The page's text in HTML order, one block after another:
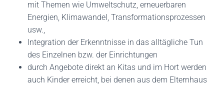
mit Themen wie Umweltschutz, erneuerbaren
Energien, Klimawandel, Transformationsprozessen
usw.,
Integration der Erkenntnisse in das alltägliche Tun
des Einzelnen bzw. der Einrichtungen
durch Angebote direkt an Kitas und im Hort werden
auch Kinder erreicht, bei denen aus dem Elternhaus